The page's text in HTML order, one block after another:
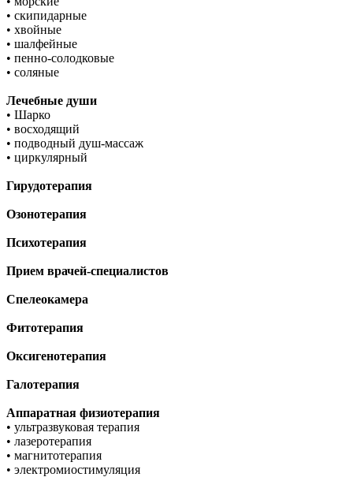
• скипидарные
• хвойные
• шалфейные
• пенно-солодковые
• соляные
Лечебные души
• Шарко
• восходящий
• подводный душ-массаж
• циркулярный
Гирудотерапия
Озонотерапия
Психотерапия
Прием врачей-специалистов
Спелеокамера
Фитотерапия
Оксигенотерапия
Галотерапия
Аппаратная физиотерапия
• ультразвуковая терапия
• лазеротерапия
• магнитотерапия
• электромиостимуляция